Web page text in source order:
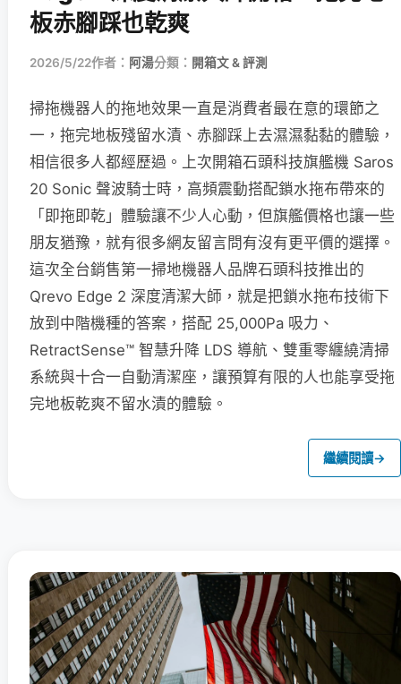
板赤腳踩也乾爽
2026/5/22作者： 阿湯分類： 開箱文 & 評測
掃拖機器人的拖地效果一直是消費者最在意的環節之
一，拖完地板殘留水漬、赤腳踩上去濕濕黏黏的體驗，
相信很多人都經歷過。上次開箱石頭科技旗艦機 Saros
20 Sonic 聲波騎士時，高頻震動搭配鎖水拖布帶來的
「即拖即乾」體驗讓不少人心動，但旗艦價格也讓一些
朋友猶豫，就有很多網友留言問有沒有更平價的選擇。
這次全台銷售第一掃地機器人品牌石頭科技推出的
Qrevo Edge 2 深度清潔大師，就是把鎖水拖布技術下
放到中階機種的答案，搭配 25,000Pa 吸力、
RetractSense™ 智慧升降 LDS 導航、雙重零纏繞清掃
系統與十合一自動清潔座，讓預算有限的人也能享受拖
完地板乾爽不留水漬的體驗。
繼續閱讀→